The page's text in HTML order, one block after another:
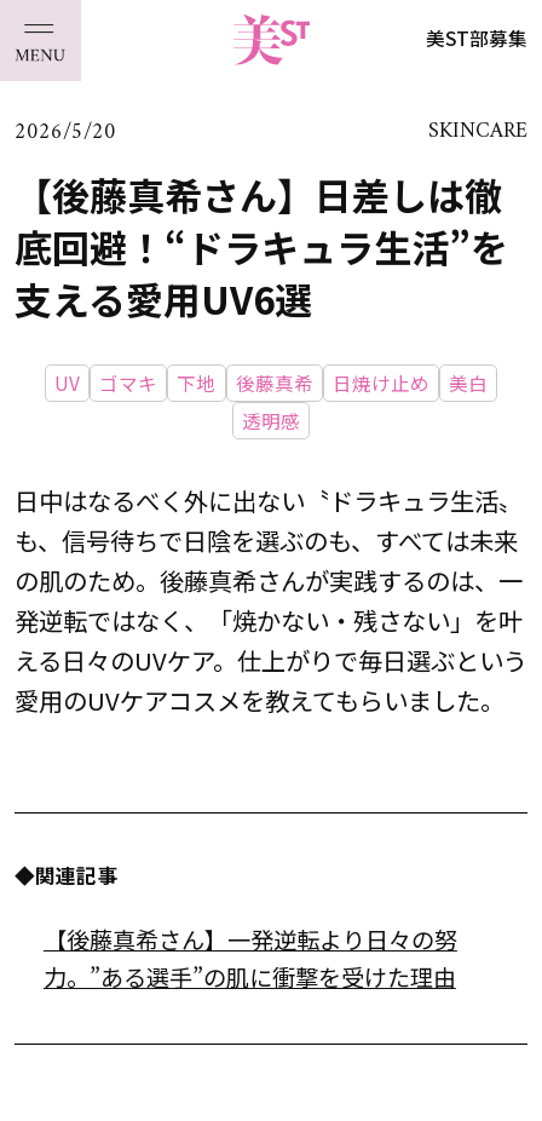
美ST部募集
2026/5/20 SKINCARE
【後藤真希さん】日差しは徹
底回避！“ドラキュラ生活”を
支える愛用UV6選
UV ゴマキ 下地 後藤真希 日焼け止め
美白
透明感
日中はなるべく外に出ない〝ドラキュラ生活〟
も、信号待ちで日陰を選ぶのも、すべては未来
の肌のため。後藤真希さんが実践するのは、一
発逆転ではなく、「焼かない・残さない」を叶
える日々のUVケア。仕上がりで毎日選ぶという
愛用のUVケアコスメを教えてもらいました。
◆関連記事
【後藤真希さん】一発逆転より日々の努
力。”ある選手”の肌に衝撃を受けた理由